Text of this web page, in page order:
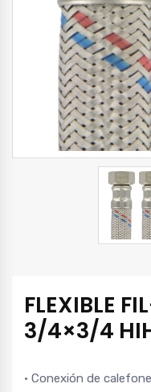
FLEXIBLE
3/4×3/4
· Conexión de